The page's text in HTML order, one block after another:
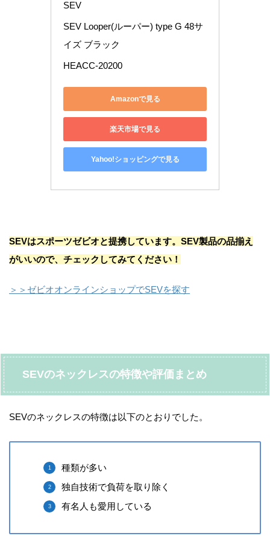
SEV
SEV Looper(ルーパー) type G 48サ
イズ ブラック
HEACC-20200
Amazonで見る
楽天市場で見る
Yahoo!ショッピングで見る
SEVはスポーツゼビオと提携しています。SEV製品の品揃え
がいいので、チェックしてみてください！
＞＞ゼビオオンラインショップでSEVを探す
SEVのネックレスの特徴や評価まとめ
SEVのネックレスの特徴は以下のとおりでした。
種類が多い
独自技術で負荷を取り除く
有名人も愛用している